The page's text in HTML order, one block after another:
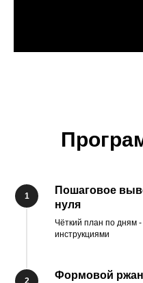
Пошаговое
нуля
Чёткий план по дням -
инструкциями
Формовой